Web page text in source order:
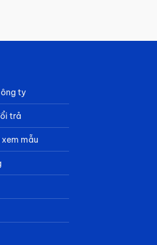
ty
trả
mẫu